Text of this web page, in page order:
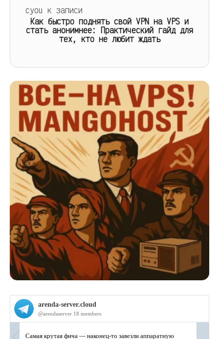
cyou к записи
Как быстро поднять свой VPN на VPS и
стать анонимнее: Практический гайд для
тех, кто не любит ждать